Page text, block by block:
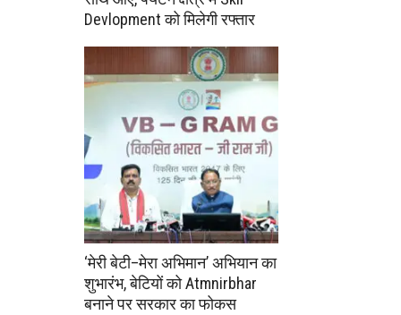
Devlopment को मिलेगी रफ्तार
‘मेरी बेटी–मेरा अभिमान’ अभियान का
शुभारंभ, बेटियों को Atmnirbhar
बनाने पर सरकार का फोकस